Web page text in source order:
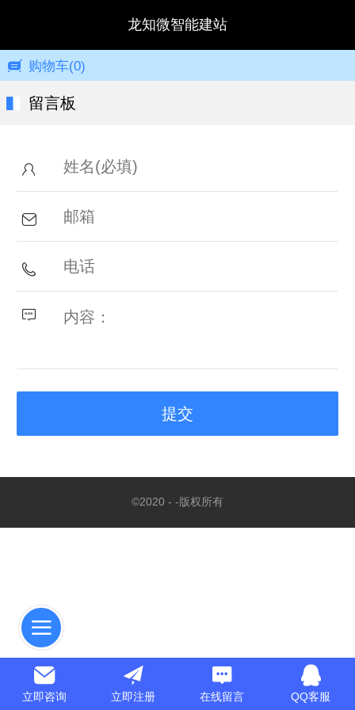
龙知微智能建站
购物车(0)
留言板
©2020 - -版权所有
立即咨询 立即注册 在线留言 QQ客服